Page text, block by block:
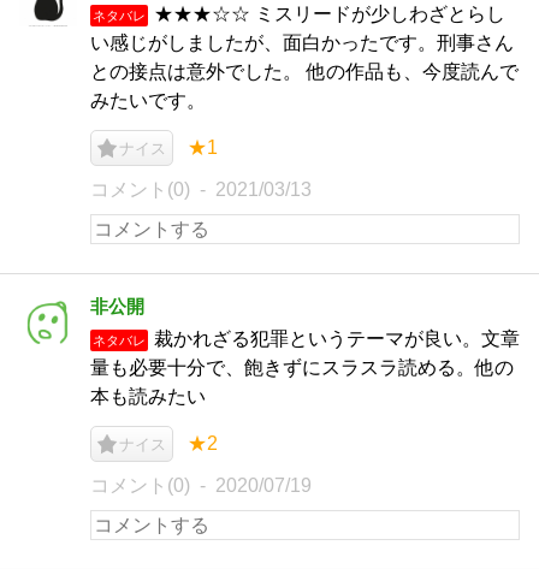
ネタバレ
★★★☆☆ ミスリードが少しわざとらし
い感じがしましたが、面白かったです。刑事さん
との接点は意外でした。 他の作品も、今度読んで
みたいです。
ナイス ★1
コメント(0) 2021/03/13
非公開
ネタバレ
裁かれざる犯罪というテーマが良い。文章
量も必要十分で、飽きずにスラスラ読める。他の
本も読みたい
ナイス ★2
コメント(0) 2020/07/19